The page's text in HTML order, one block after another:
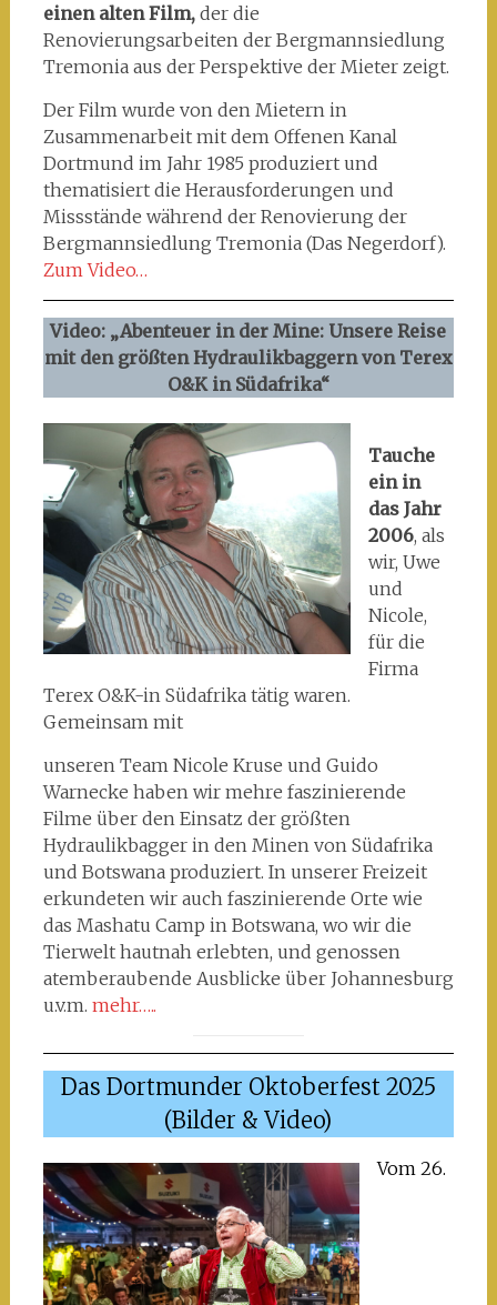
einen alten Film,der die
Renovierungsarbeiten der Bergmannsiedlung
Tremonia aus der Perspektive der Mieter zeigt.
Der Film wurde von den Mietern in
Zusammenarbeit mit dem Offenen Kanal
Dortmund im Jahr 1985 produziert und
thematisiert die Herausforderungen und
Missstände während der Renovierung der
Bergmannsiedlung Tremonia (Das Negerdorf).
Zum Video…
Video: „Abenteuer in der Mine: Unsere Reise
mit den größten Hydraulikbaggern von Terex
O&K in Südafrika“
Tauche
ein in
das Jahr
2006, als
wir, Uwe
und
Nicole,
für die
Firma
Terex O&K-in Südafrika tätig waren.
Gemeinsam mit
unseren Team Nicole Kruse und Guido
Warnecke haben wir mehre faszinierende
Filme über den Einsatz der größten
Hydraulikbagger in den Minen von Südafrika
und Botswana produziert. In unserer Freizeit
erkundeten wir auch faszinierende Orte wie
das Mashatu Camp in Botswana, wo wir die
Tierwelt hautnah erlebten, und genossen
atemberaubende Ausblicke über Johannesburg
u.v.m. mehr…..
Das Dortmunder Oktoberfest 2025
(Bilder & Video)
Vom 26.